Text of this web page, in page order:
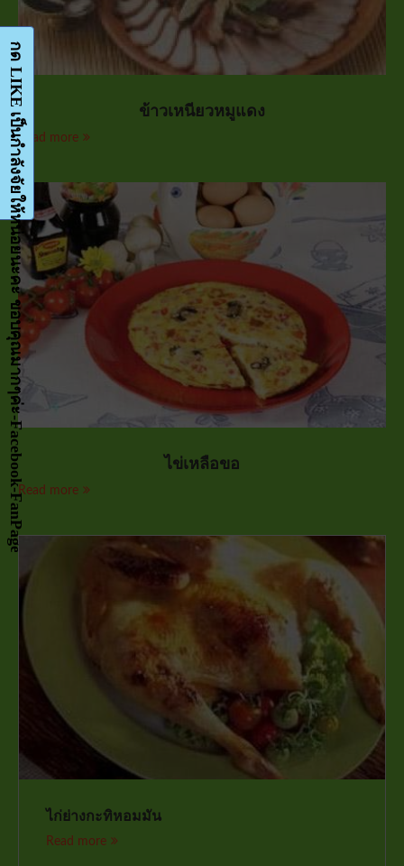
ข้าวเหนียวหมูแดง
Read more
ไข่เหลือขอ
Read more
ไก่ย่างกะทิหอมมัน
Read more
กด LIKE เป็นกำลังจัยให้หน่อยนะคะ ขอบคุณมากๆค่ะ-Facebook-FanPage